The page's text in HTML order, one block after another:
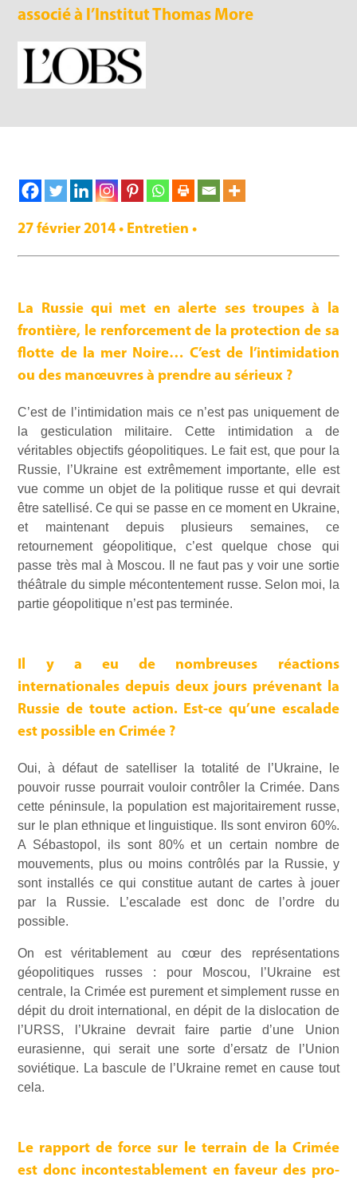
associé à l’Institut Thomas More
27 février 2014 • Entretien •
La Russie qui met en alerte ses troupes à la
frontière, le renforcement de la protection de sa
flotte de la mer Noire… C’est de l’intimidation
ou des manœuvres à prendre au sérieux ?
C’est de l’intimidation mais ce n’est pas uniquement de
la gesticulation militaire. Cette intimidation a de
véritables objectifs géopolitiques. Le fait est, que pour la
Russie, l’Ukraine est extrêmement importante, elle est
vue comme un objet de la politique russe et qui devrait
être satellisé. Ce qui se passe en ce moment en Ukraine,
et maintenant depuis plusieurs semaines, ce
retournement géopolitique, c’est quelque chose qui
passe très mal à Moscou. Il ne faut pas y voir une sortie
théâtrale du simple mécontentement russe. Selon moi, la
partie géopolitique n’est pas terminée.
Il y a eu de nombreuses réactions
internationales depuis deux jours prévenant la
Russie de toute action. Est-ce qu’une escalade
est possible en Crimée ?
Oui, à défaut de satelliser la totalité de l’Ukraine, le
pouvoir russe pourrait vouloir contrôler la Crimée. Dans
cette péninsule, la population est majoritairement russe,
sur le plan ethnique et linguistique. Ils sont environ 60%.
A Sébastopol, ils sont 80% et un certain nombre de
mouvements, plus ou moins contrôlés par la Russie, y
sont installés ce qui constitue autant de cartes à jouer
par la Russie. L’escalade est donc de l’ordre du
possible.
On est véritablement au cœur des représentations
géopolitiques russes : pour Moscou, l’Ukraine est
centrale, la Crimée est purement et simplement russe en
dépit du droit international, en dépit de la dislocation de
l’URSS, l’Ukraine devrait faire partie d’une Union
eurasienne, qui serait une sorte d’ersatz de l’Union
soviétique. La bascule de l’Ukraine remet en cause tout
cela.
Le rapport de force sur le terrain de la Crimée
est donc incontestablement en faveur des pro-